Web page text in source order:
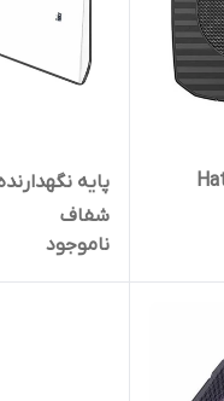
شفاف
ناموجود